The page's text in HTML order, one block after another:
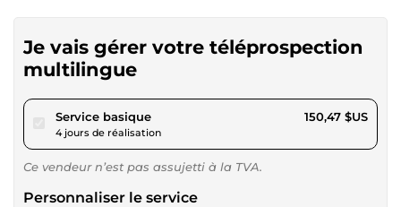
Je vais gérer votre téléprospection
multilingue
Service basiquepour 138,68 $US
4 jours de réalisation
150,47 $US
Ce vendeur n’est pas assujetti à la TVA.
Personnaliser le service